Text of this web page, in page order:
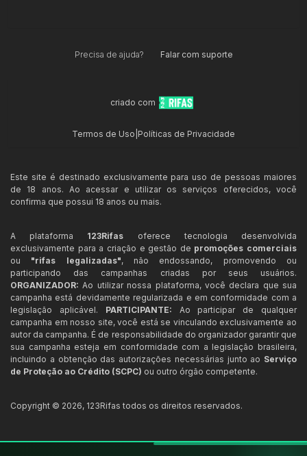
Precisa de ajuda? Falar com suporte
criado com
Termos de Uso Políticas de Privacidade
Este site é destinado exclusivamente para uso de pessoas maiores
de 18 anos. Ao acessar e utilizar os serviços oferecidos, você
confirma que possui 18 anos ou mais.
A plataforma 123Rifas oferece tecnologia desenvolvida
exclusivamente para a criação e gestão de promoções comerciais
ou "rifas legalizadas", não endossando, promovendo ou
participando das campanhas criadas por seus usuários.
ORGANIZADOR: Ao utilizar nossa plataforma, você declara que sua
campanha está devidamente regularizada e em conformidade com a
legislação aplicável. PARTICIPANTE: Ao participar de qualquer
campanha em nosso site, você está se vinculando exclusivamente ao
autor da campanha. É de responsabilidade do organizador garantir que
sua campanha esteja em conformidade com a legislação brasileira,
incluindo a obtenção das autorizações necessárias junto ao Serviço
de Proteção ao Crédito (SCPC) ou outro órgão competente.
Copyright © 2026, 123Rifas todos os direitos reservados.